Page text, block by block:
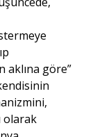
aklına göre”
olarak